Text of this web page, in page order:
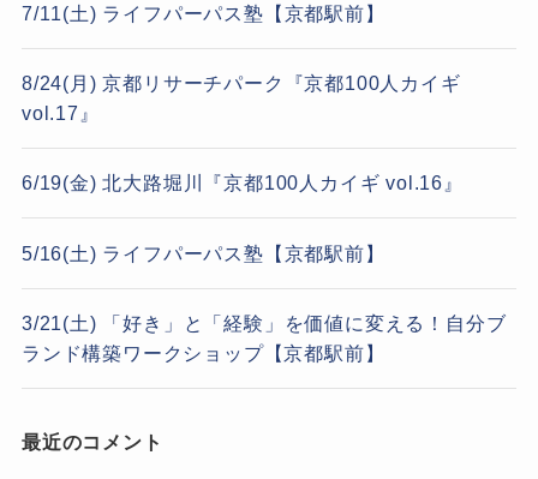
7/11(土) ライフパーパス塾【京都駅前】
8/24(月) 京都リサーチパーク『京都100人カイギ
vol.17』
6/19(金) 北大路堀川『京都100人カイギ vol.16』
5/16(土) ライフパーパス塾【京都駅前】
3/21(土) 「好き」と「経験」を価値に変える！自分ブ
ランド構築ワークショップ【京都駅前】
最近のコメント